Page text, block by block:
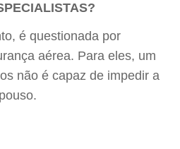
é questionada por
aérea. Para eles, um
não é capaz de impedir a